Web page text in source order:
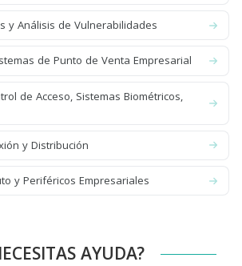
y Análisis de Vulnerabilidades
de Punto de Venta Empresarial
de Acceso, Sistemas Biométricos,
y Distribución
y Periféricos Empresariales
AYUDA?